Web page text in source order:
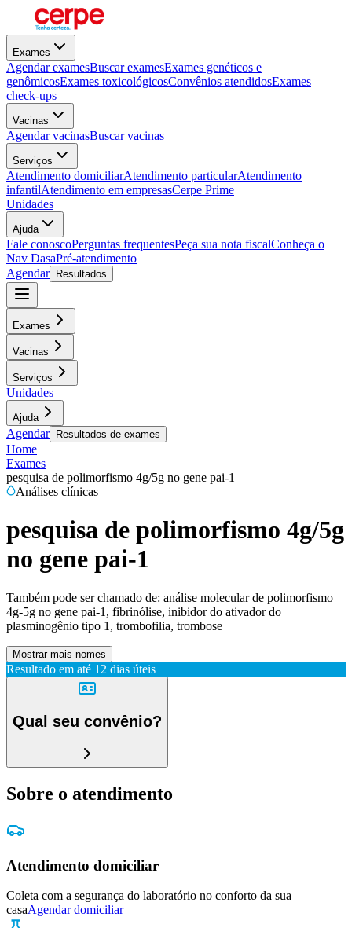
Exames
Agendar examesBuscar examesExames genéticos e
genômicosExames toxicológicosConvênios atendidosExames
check-ups
Vacinas
Agendar vacinasBuscar vacinas
Serviços
Atendimento domiciliarAtendimento particularAtendimento
infantilAtendimento em empresasCerpe Prime
Unidades
Ajuda
Fale conoscoPerguntas frequentesPeça sua nota fiscalConheça o
Nav DasaPré-atendimento
Agendar
Resultados
Exames
Vacinas
Serviços
Unidades
Ajuda
Agendar Resultados de exames
Home
Exames
pesquisa de polimorfismo 4g/5g no gene pai-1
Análises clínicas
pesquisa de polimorfismo 4g/5g
no gene pai-1
Também pode ser chamado de: análise molecular de polimorfismo
4g-5g no gene pai-1, fibrinólise, inibidor do ativador do
plasminogênio tipo 1, trombofilia, trombose
Mostrar mais nomes
Resultado em até 12 dias úteis
Qual seu convênio?
Sobre o atendimento
Atendimento domiciliar
Coleta com a segurança do laboratório no conforto da sua
casaAgendar domiciliar